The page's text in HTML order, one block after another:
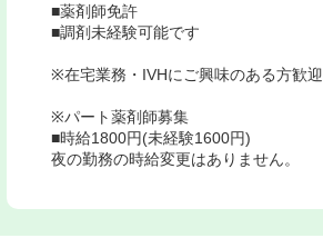
■薬剤師免許
■調剤未経験可能です
※在宅業務・IVHにご興味のある方歓迎
※パート薬剤師募集
■時給1800円(未経験1600円)
夜の勤務の時給変更はありません。